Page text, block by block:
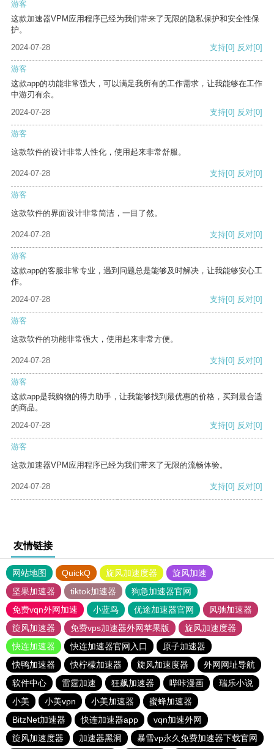
游客
这款加速器VPM应用程序已经为我们带来了无限的隐私保护和安全性保
护。
2024-07-28
支持[0] 反对[0]
游客
这款app的功能非常强大，可以满足我所有的工作需求，让我能够在工作
中游刃有余。
2024-07-28
支持[0] 反对[0]
游客
这款软件的设计非常人性化，使用起来非常舒服。
2024-07-28 支持[0] 反对[0]
游客
这款软件的界面设计非常简洁，一目了然。
2024-07-28 支持[0] 反对[0]
游客
这款app的客服非常专业，遇到问题总是能够及时解决，让我能够安心工
作。
2024-07-28
支持[0] 反对[0]
游客
这款软件的功能非常强大，使用起来非常方便。
2024-07-28 支持[0] 反对[0]
游客
这款app是我购物的得力助手，让我能够找到最优惠的价格，买到最合适
的商品。
2024-07-28
支持[0] 反对[0]
游客
这款加速器VPM应用程序已经为我们带来了无限的流畅体验。
2024-07-28 支持[0] 反对[0]
友情链接
网站地图 QuickQ 旋风加速度器
旋风加速
坚果加速器
tiktok加速器
狗急加速器官网
免费vqn外网加速
小蓝鸟 优途加速器官网
风驰加速器
旋风加速器
免费vps加速器外网苹果版
旋风加速度器
快连加速器
快连加速器官网入口
原子加速器
快鸭加速器
快柠檬加速器 旋风加速度器
外网网址导航
软件中心
雷霆加速 狂飙加速器 哔咔漫画
瑞乐小说
小美
小美vpn 小美加速器
蜜蜂加速器
BitzNet加速器
快连加速器app
vqn加速外网
旋风加速度器
加速器黑洞 暴雪vp永久免费加速器下载官网